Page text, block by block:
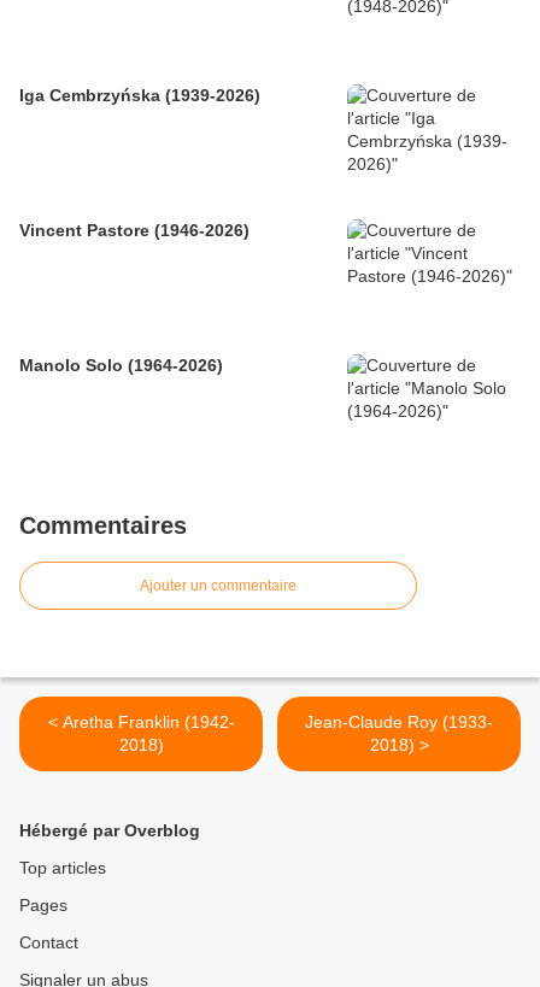
Iga Cembrzyńska (1939-2026)
Vincent Pastore (1946-2026)
Manolo Solo (1964-2026)
Commentaires
Ajouter un commentaire
< Aretha Franklin (1942-
2018)
Jean-Claude Roy (1933-
2018) >
Hébergé par Overblog
Top articles
Pages
Contact
Signaler un abus